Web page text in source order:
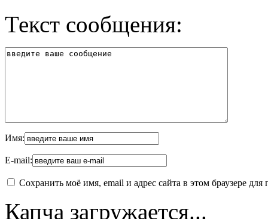
Текст сообщения:
Имя:
E-mail:
Сохранить моё имя, email и адрес сайта в этом браузере
Капча загружается...